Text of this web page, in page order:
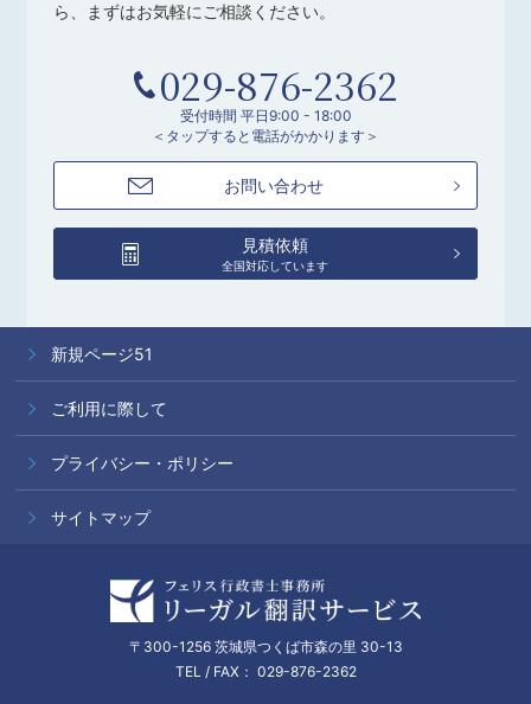
ら、まずはお気軽にご相談ください。
029-876-2362
受付時間 平日9:00 - 18:00
＜タップすると電話がかかります＞
お問い合わせ
見積依頼
全国対応しています
新規ページ51
ご利用に際して
プライバシー・ポリシー
サイトマップ
〒300-1256 茨城県つくば市森の里 30-13
TEL / FAX： 029-876-2362